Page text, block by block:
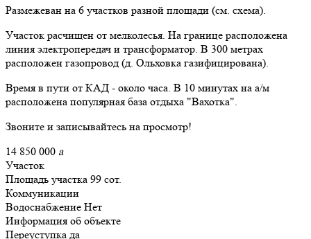
Размежеван на 6 участков разной площади (см. схема).
Участок расчищен от мелколесья. На границе расположена
линия электропередач и трансформатор. В 300 метрах
расположен газопровод (д. Ольховка газифицирована).
Время в пути от КАД - около часа. В 10 минутах на а/м
расположена популярная база отдыха "Вахотка".
Звоните и записывайтесь на просмотр!
14 850 000 a
Участок
Площадь участка 99 сот.
Коммуникации
Водоснабжение Нет
Информация об объекте
Переуступка да